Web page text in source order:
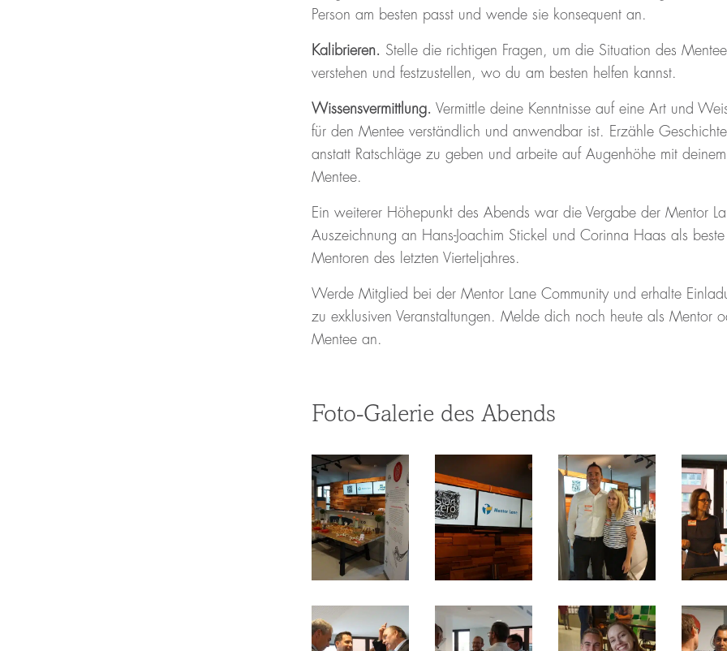
Person am besten passt und wende sie konsequent an.
Kalibrieren. Stelle die richtigen Fragen, um die Situation des
verstehen und festzustellen, wo du am besten helfen kannst.
Wissensvermittlung. Vermittle deine Kenntnisse auf eine Art und
für den Mentee verständlich und anwendbar ist. Erzähle
anstatt Ratschläge zu geben und arbeite auf Augenhöhe mit deinem
Mentee.
Ein weiterer Höhepunkt des Abends war die Vergabe der Mentor
Auszeichnung an Hans-Joachim Stickel und Corinna Haas als beste
Mentoren des letzten Vierteljahres.
Werde Mitglied bei der Mentor Lane Community und erhalte
zu exklusiven Veranstaltungen. Melde dich noch heute als Mentor
Mentee an.
Foto-Galerie des Abends